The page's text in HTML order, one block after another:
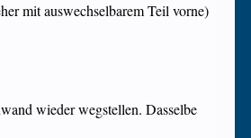
mit auswechselbarem Teil vorne)
wieder wegstellen. Dasselbe